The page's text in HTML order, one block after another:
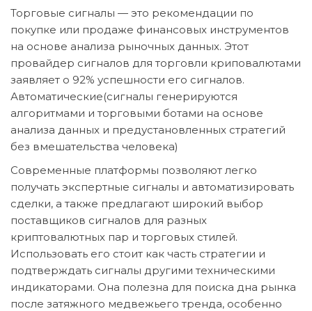
Торговые сигналы — это рекомендации по
покупке или продаже финансовых инструментов
на основе анализа рыночных данных. Этот
провайдер сигналов для торговли криповалютами
заявляет о 92% успешности его сигналов.
Автоматические(сигналы генерируются
алгоритмами и торговыми ботами на основе
анализа данных и предустановленных стратегий
без вмешательства человека)
Современные платформы позволяют легко
получать экспертные сигналы и автоматизировать
сделки, а также предлагают широкий выбор
поставщиков сигналов для разных
криптовалютных пар и торговых стилей.
Использовать его стоит как часть стратегии и
подтверждать сигналы другими техническими
индикаторами. Она полезна для поиска дна рынка
после затяжного медвежьего тренда, особенно